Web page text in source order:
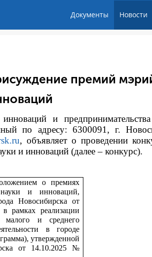
Документы Новости
премий
и
по адресу: 6300091, г.
, объявляет о проведении
и инноваций (далее – конкурс).
о премиях
и инноваций,
Новосибирска от
рамках реализации
малого и среднего
в городе
утвержденной
от 14.10.2025 №